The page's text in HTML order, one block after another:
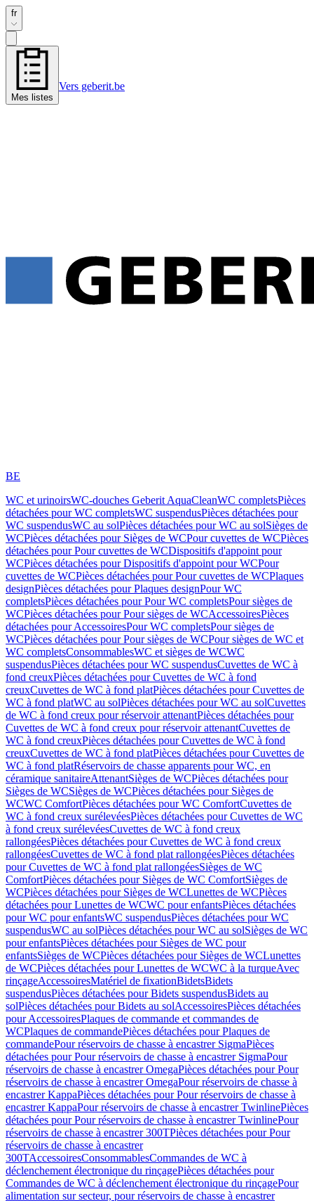
fr
Mes listes
Vers geberit.be
BE
WC et urinoirsWC-douches Geberit AquaCleanWC completsPièces
détachées pour WC completsWC suspendusPièces détachées pour
WC suspendusWC au solPièces détachées pour WC au solSièges de
WCPièces détachées pour Sièges de WCPour cuvettes de WCPièces
détachées pour Pour cuvettes de WCDispositifs d'appoint pour
WCPièces détachées pour Dispositifs d'appoint pour WCPour
cuvettes de WCPièces détachées pour Pour cuvettes de WCPlaques
designPièces détachées pour Plaques designPour WC
completsPièces détachées pour Pour WC completsPour sièges de
WCPièces détachées pour Pour sièges de WCAccessoiresPièces
détachées pour AccessoiresPour WC completsPour sièges de
WCPièces détachées pour Pour sièges de WCPour sièges de WC et
WC completsConsommablesWC et sièges de WCWC
suspendusPièces détachées pour WC suspendusCuvettes de WC à
fond creuxPièces détachées pour Cuvettes de WC à fond
creuxCuvettes de WC à fond platPièces détachées pour Cuvettes de
WC à fond platWC au solPièces détachées pour WC au solCuvettes
de WC à fond creux pour réservoir attenantPièces détachées pour
Cuvettes de WC à fond creux pour réservoir attenantCuvettes de
WC à fond creuxPièces détachées pour Cuvettes de WC à fond
creuxCuvettes de WC à fond platPièces détachées pour Cuvettes de
WC à fond platRéservoirs de chasse apparents pour WC, en
céramique sanitaireAttenantSièges de WCPièces détachées pour
Sièges de WCSièges de WCPièces détachées pour Sièges de
WCWC ComfortPièces détachées pour WC ComfortCuvettes de
WC à fond creux surélevéesPièces détachées pour Cuvettes de WC
à fond creux surélevéesCuvettes de WC à fond creux
rallongéesPièces détachées pour Cuvettes de WC à fond creux
rallongéesCuvettes de WC à fond plat rallongéesPièces détachées
pour Cuvettes de WC à fond plat rallongéesSièges de WC
ComfortPièces détachées pour Sièges de WC ComfortSièges de
WCPièces détachées pour Sièges de WCLunettes de WCPièces
détachées pour Lunettes de WCWC pour enfantsPièces détachées
pour WC pour enfantsWC suspendusPièces détachées pour WC
suspendusWC au solPièces détachées pour WC au solSièges de WC
pour enfantsPièces détachées pour Sièges de WC pour
enfantsSièges de WCPièces détachées pour Sièges de WCLunettes
de WCPièces détachées pour Lunettes de WCWC à la turqueAvec
rinçageAccessoiresMatériel de fixationBidetsBidets
suspendusPièces détachées pour Bidets suspendusBidets au
solPièces détachées pour Bidets au solAccessoiresPièces détachées
pour AccessoiresPlaques de commande et commandes de
WCPlaques de commandePièces détachées pour Plaques de
commandePour réservoirs de chasse à encastrer SigmaPièces
détachées pour Pour réservoirs de chasse à encastrer SigmaPour
réservoirs de chasse à encastrer OmegaPièces détachées pour Pour
réservoirs de chasse à encastrer OmegaPour réservoirs de chasse à
encastrer KappaPièces détachées pour Pour réservoirs de chasse à
encastrer KappaPour réservoirs de chasse à encastrer TwinlinePièces
détachées pour Pour réservoirs de chasse à encastrer TwinlinePour
réservoirs de chasse à encastrer 300TPièces détachées pour Pour
réservoirs de chasse à encastrer
300TAccessoiresConsommablesCommandes de WC à
déclenchement électronique du rinçagePièces détachées pour
Commandes de WC à déclenchement électronique du rinçagePour
alimentation sur secteur, pour réservoirs de chasse à encastrer